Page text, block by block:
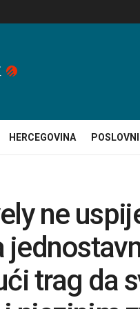
HERCEGOVINA POSLOVNI
ne
trag da